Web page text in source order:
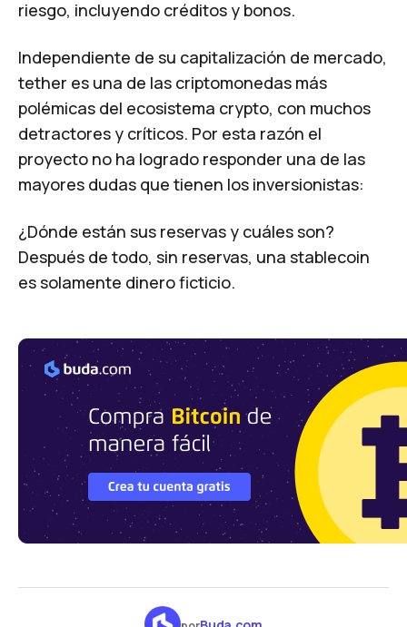
riesgo, incluyendo créditos y bonos.
Independiente de su capitalización de mercado,
tether es una de las criptomonedas más
polémicas del ecosistema crypto, con muchos
detractores y críticos. Por esta razón el
proyecto no ha logrado responder una de las
mayores dudas que tienen los inversionistas:
¿Dónde están sus reservas y cuáles son?
Después de todo, sin reservas, una stablecoin
es solamente dinero ficticio.